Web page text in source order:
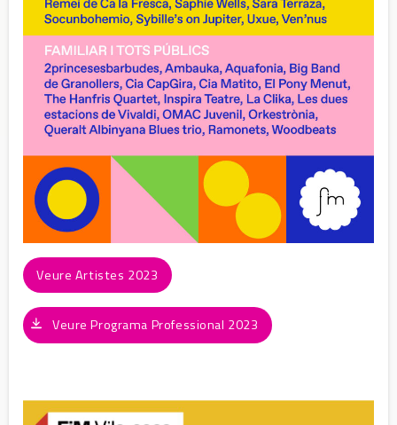
Veure Artistes 2023
Veure Programa Professional 2023